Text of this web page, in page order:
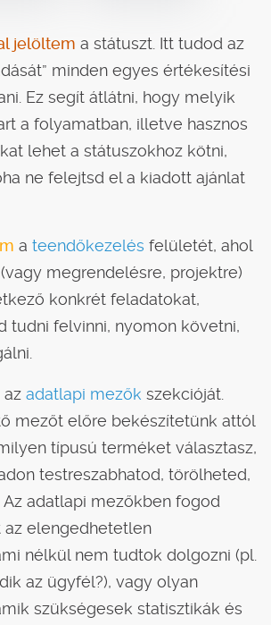
jelöltem a státuszt. Itt tudod az
minden egyes értékesítési
Ez segít átlátni, hogy melyik
a folyamatban, illetve hasznos
lehet a státuszokhoz kötni,
ne felejtsd el a kiadott ajánlat
a teendőkezelés felületét, ahol
megrendelésre, projektre)
konkrét feladatokat,
tudni felvinni, nyomon követni,
az adatlapi mezők szekcióját.
mezőt előre bekészítetünk attól
típusú terméket választasz,
testreszabhatod, törölheted,
adatlapi mezőkben fogod
az elengedhetetlen
nélkül nem tudtok dolgozni (pl.
az ügyfél?), vagy olyan
szükségesek statisztikák és